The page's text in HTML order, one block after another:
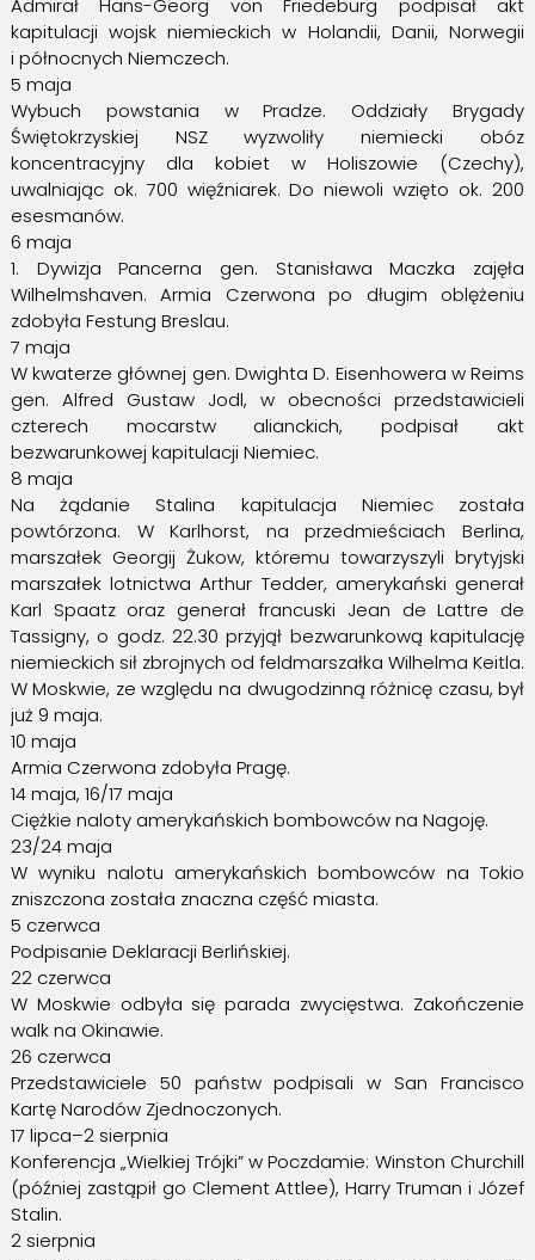
Admirał Hans-Georg von Friedeburg podpisał akt
kapitulacji wojsk niemieckich w Holandii, Danii, Norwegii
i północnych Niemczech.
5 maja
Wybuch powstania w Pradze. Oddziały Brygady
Świętokrzyskiej NSZ wyzwoliły niemiecki obóz
koncentracyjny dla kobiet w Holiszowie (Czechy),
uwalniając ok. 700 więźniarek. Do niewoli wzięto ok. 200
esesmanów.
6 maja
1. Dywizja Pancerna gen. Stanisława Maczka zajęła
Wilhelmshaven. Armia Czerwona po długim oblężeniu
zdobyła Festung Breslau.
7 maja
W kwaterze głównej gen. Dwighta D. Eisenhowera w Reims
gen. Alfred Gustaw Jodl, w obecności przedstawicieli
czterech mocarstw alianckich, podpisał akt
bezwarunkowej kapitulacji Niemiec.
8 maja
Na żądanie Stalina kapitulacja Niemiec została
powtórzona. W Karlhorst, na przedmieściach Berlina,
marszałek Georgij Żukow, któremu towarzyszyli brytyjski
marszałek lotnictwa Arthur Tedder, amerykański generał
Karl Spaatz oraz generał francuski Jean de Lattre de
Tassigny, o godz. 22.30 przyjął bezwarunkową kapitulację
niemieckich sił zbrojnych od feldmarszałka Wilhelma Keitla.
W Moskwie, ze względu na dwugodzinną różnicę czasu, był
już 9 maja.
10 maja
Armia Czerwona zdobyła Pragę.
14 maja, 16/17 maja
Ciężkie naloty amerykańskich bombowców na Nagoję.
23/24 maja
W wyniku nalotu amerykańskich bombowców na Tokio
zniszczona została znaczna część miasta.
5 czerwca
Podpisanie Deklaracji Berlińskiej.
22 czerwca
W Moskwie odbyła się parada zwycięstwa. Zakończenie
walk na Okinawie.
26 czerwca
Przedstawiciele 50 państw podpisali w San Francisco
Kartę Narodów Zjednoczonych.
17 lipca–2 sierpnia
Konferencja „Wielkiej Trójki” w Poczdamie: Winston Churchill
(później zastąpił go Clement Attlee), Harry Truman i Józef
Stalin.
2 sierpnia